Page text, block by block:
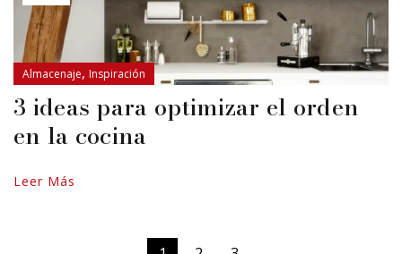
Almacenaje, Inspiración
3 ideas para optimizar el orden
en la cocina
Leer Más